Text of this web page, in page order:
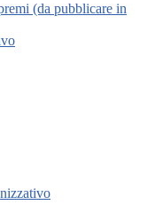
(da pubblicare in